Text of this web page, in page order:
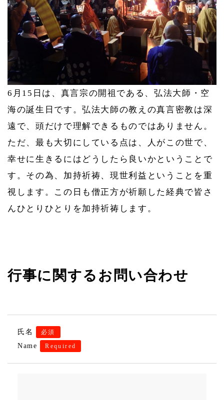
6月15日は、真言宗の開祖である、弘法大師・空
海の誕生日です。弘法大師の教えの真言密教は深
遠で、頭だけで理解できるものではありません。
ただ、最も大切にしている点は、人がこの世で、
幸せに生きるにはどうしたら良いかということで
す。その為、加持祈祷、現世利益ということを重
視します。この日も僧正方が祈願した経典で皆さ
んひとりひとりを加持祈祷します。
行事に関するお問い合わせ
氏名 必須
Name Required